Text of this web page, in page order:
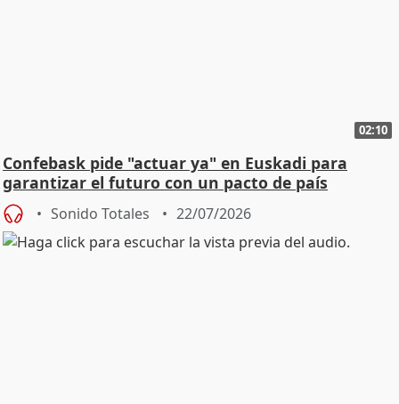
02:10
Confebask pide "actuar ya" en Euskadi para
garantizar el futuro con un pacto de país
Sonido Totales 22/07/2026